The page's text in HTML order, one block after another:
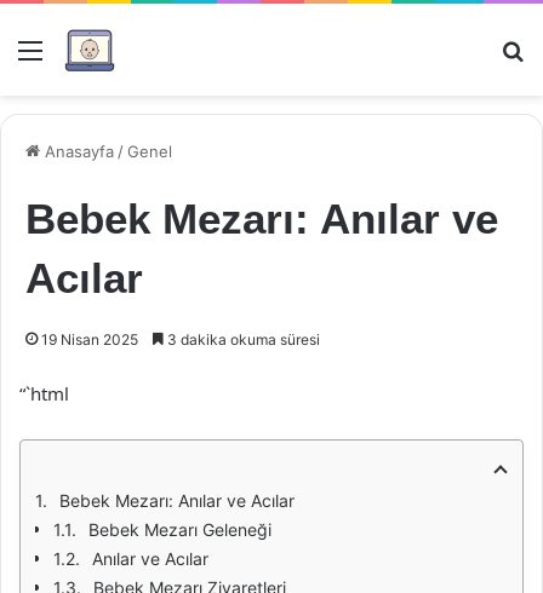
Menü
Anasayfa /Genel
Bebek Mezarı: Anılar ve
Acılar
19 Nisan 2025 3 dakika okuma süresi
“`html
Bebek Mezarı: Anılar ve Acılar
Bebek Mezarı Geleneği
Anılar ve Acılar
Bebek Mezarı Ziyaretleri